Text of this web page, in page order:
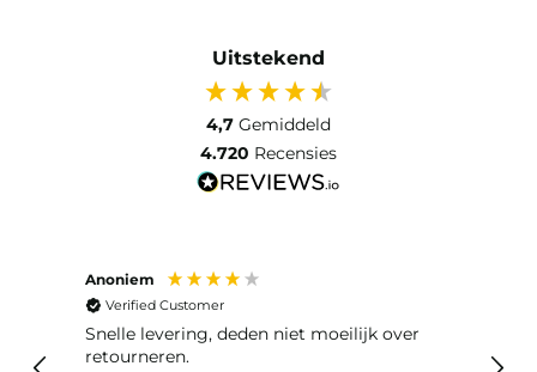
Uitstekend
4,7 Gemiddeld
4.720 Recensies
tijd
Anoniem
Verified Customer
Snelle levering, deden niet moeilijk over
retourneren.